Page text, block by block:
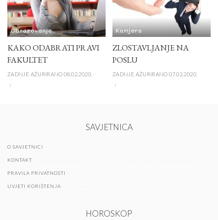
Obrazovanje
KAKO ODABRATI PRAVI
FAKULTET
ZADNJE AŽURIRANO 08.02.2020.
Karijera
ZLOSTAVLJANJE NA
POSLU
ZADNJE AŽURIRANO 07.02.2020.
SAVJETNICA
O SAVJETNICI
KONTAKT
PRAVILA PRIVATNOSTI
UVJETI KORIŠTENJA
HOROSKOP